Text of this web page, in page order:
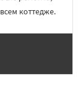
коттедже.